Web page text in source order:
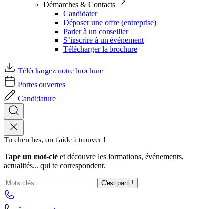
Démarches & Contacts
Candidater
Déposer une offre (entreprise)
Parler à un conseiller
S’inscrire à un événement
Télécharger la brochure
Téléchargez notre brochure
Portes ouvertes
Candidature
Tu cherches, on t'aide à trouver !
Tape un mot-clé et découvre les formations, événements,
actualités... qui te correspondent.
C'est parti !